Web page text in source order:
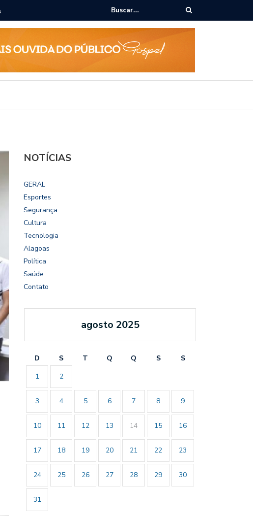
Chico Filho destaca potencial esportivo, turístico e econômico da Maratona
Internacional de Maceió
NOTÍCIAS
GERAL
Esportes
Segurança
Cultura
Tecnologia
Alagoas
Política
Saúde
Contato
agosto 2025
D S T Q Q S
S
1
2
3 4 5 6 7 8 9
10 11 12 13 14 15 16
17 18 19 20 21 22 23
24 25 26 27 28 29 30
31